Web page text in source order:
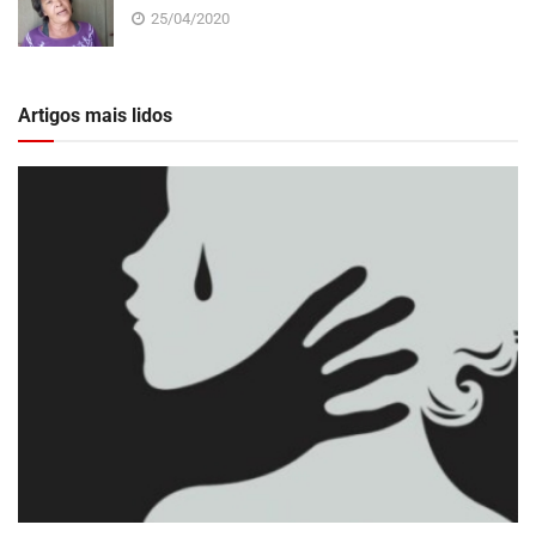
25/04/2020
Artigos mais lidos